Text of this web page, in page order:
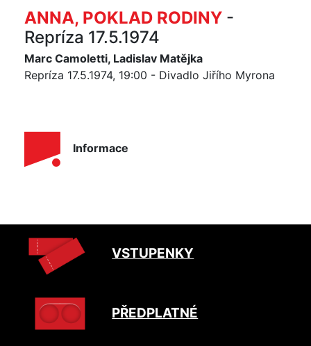
ANNA, POKLAD RODINY -
Repríza 17.5.1974
Marc Camoletti, Ladislav Matějka
Repríza 17.5.1974, 19:00 - Divadlo Jiřího Myrona
Informace
VSTUPENKY
PŘEDPLATNÉ